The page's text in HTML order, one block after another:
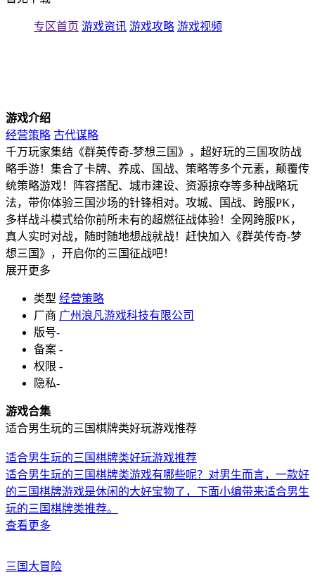
专区首页 游戏资讯 游戏攻略 游戏视频
游戏介绍
经营策略 古代谋略
千万玩家集结《群英传奇-梦想三国》，超好玩的三国攻防战
略手游！集合了卡牌、养成、国战、策略等多个元素，颠覆传
统策略游戏！阵容搭配、城市建设、资源掠夺等多种战略玩
法，带你体验三国沙场的针锋相对。攻城、国战、跨服PK，
多样战斗模式给你前所未有的超燃征战体验！全网跨服PK，
真人实时对战，随时随地想战就战！赶快加入《群英传奇-梦
想三国》，开启你的三国征战吧！
展开更多
类型 经营策略
厂商 广州浪凡游戏科技有限公司
版号-
备案 -
权限 -
隐私-
游戏合集
适合男生玩的三国棋牌类好玩游戏推荐
适合男生玩的三国棋牌类好玩游戏推荐
适合男生玩的三国棋牌类游戏有哪些呢？对男生而言，一款好
的三国棋牌游戏是休闲的大好宝物了，下面小编带来适合男生
玩的三国棋牌类推荐。
查看更多
三国大冒险